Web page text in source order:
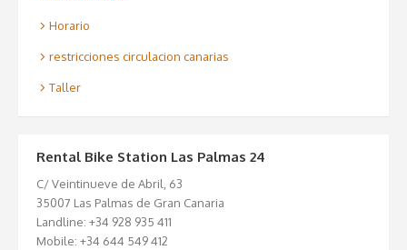
Horario
restricciones circulacion canarias
Taller
Rental Bike Station Las Palmas 24
C/ Veintinueve de Abril, 63
35007 Las Palmas de Gran Canaria
Landline: +34 928 935 411
Mobile: +34 644 549 412